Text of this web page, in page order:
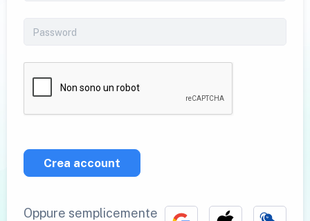
Crea account
Oppure semplicemente